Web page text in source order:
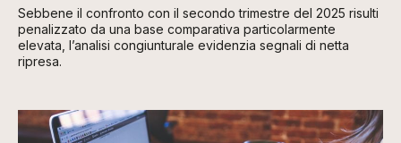
Sebbene il confronto con il secondo trimestre del 2025 risulti
penalizzato da una base comparativa particolarmente
elevata, l’analisi congiunturale evidenzia segnali di netta
ripresa.